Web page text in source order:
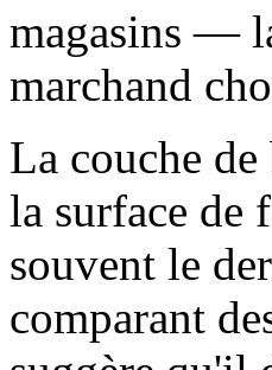
magasins —
marchand
La couche
la surface de
souvent le
comparant